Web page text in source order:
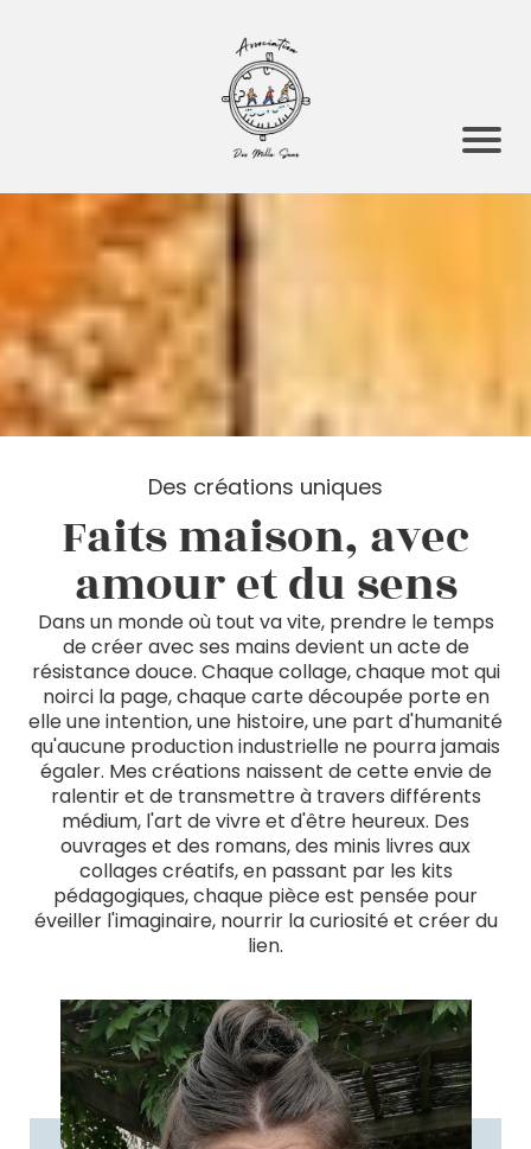
Des créations uniques
Faits maison, avec
amour et du sens
Dans un monde où tout va vite, prendre le temps
de créer avec ses mains devient un acte de
résistance douce. Chaque collage, chaque mot qui
noirci la page, chaque carte découpée porte en
elle une intention, une histoire, une part d'humanité
qu'aucune production industrielle ne pourra jamais
égaler. Mes créations naissent de cette envie de
ralentir et de transmettre à travers différents
médium, l'art de vivre et d'être heureux. Des
ouvrages et des romans, des minis livres aux
collages créatifs, en passant par les kits
pédagogiques, chaque pièce est pensée pour
éveiller l'imaginaire, nourrir la curiosité et créer du
lien.